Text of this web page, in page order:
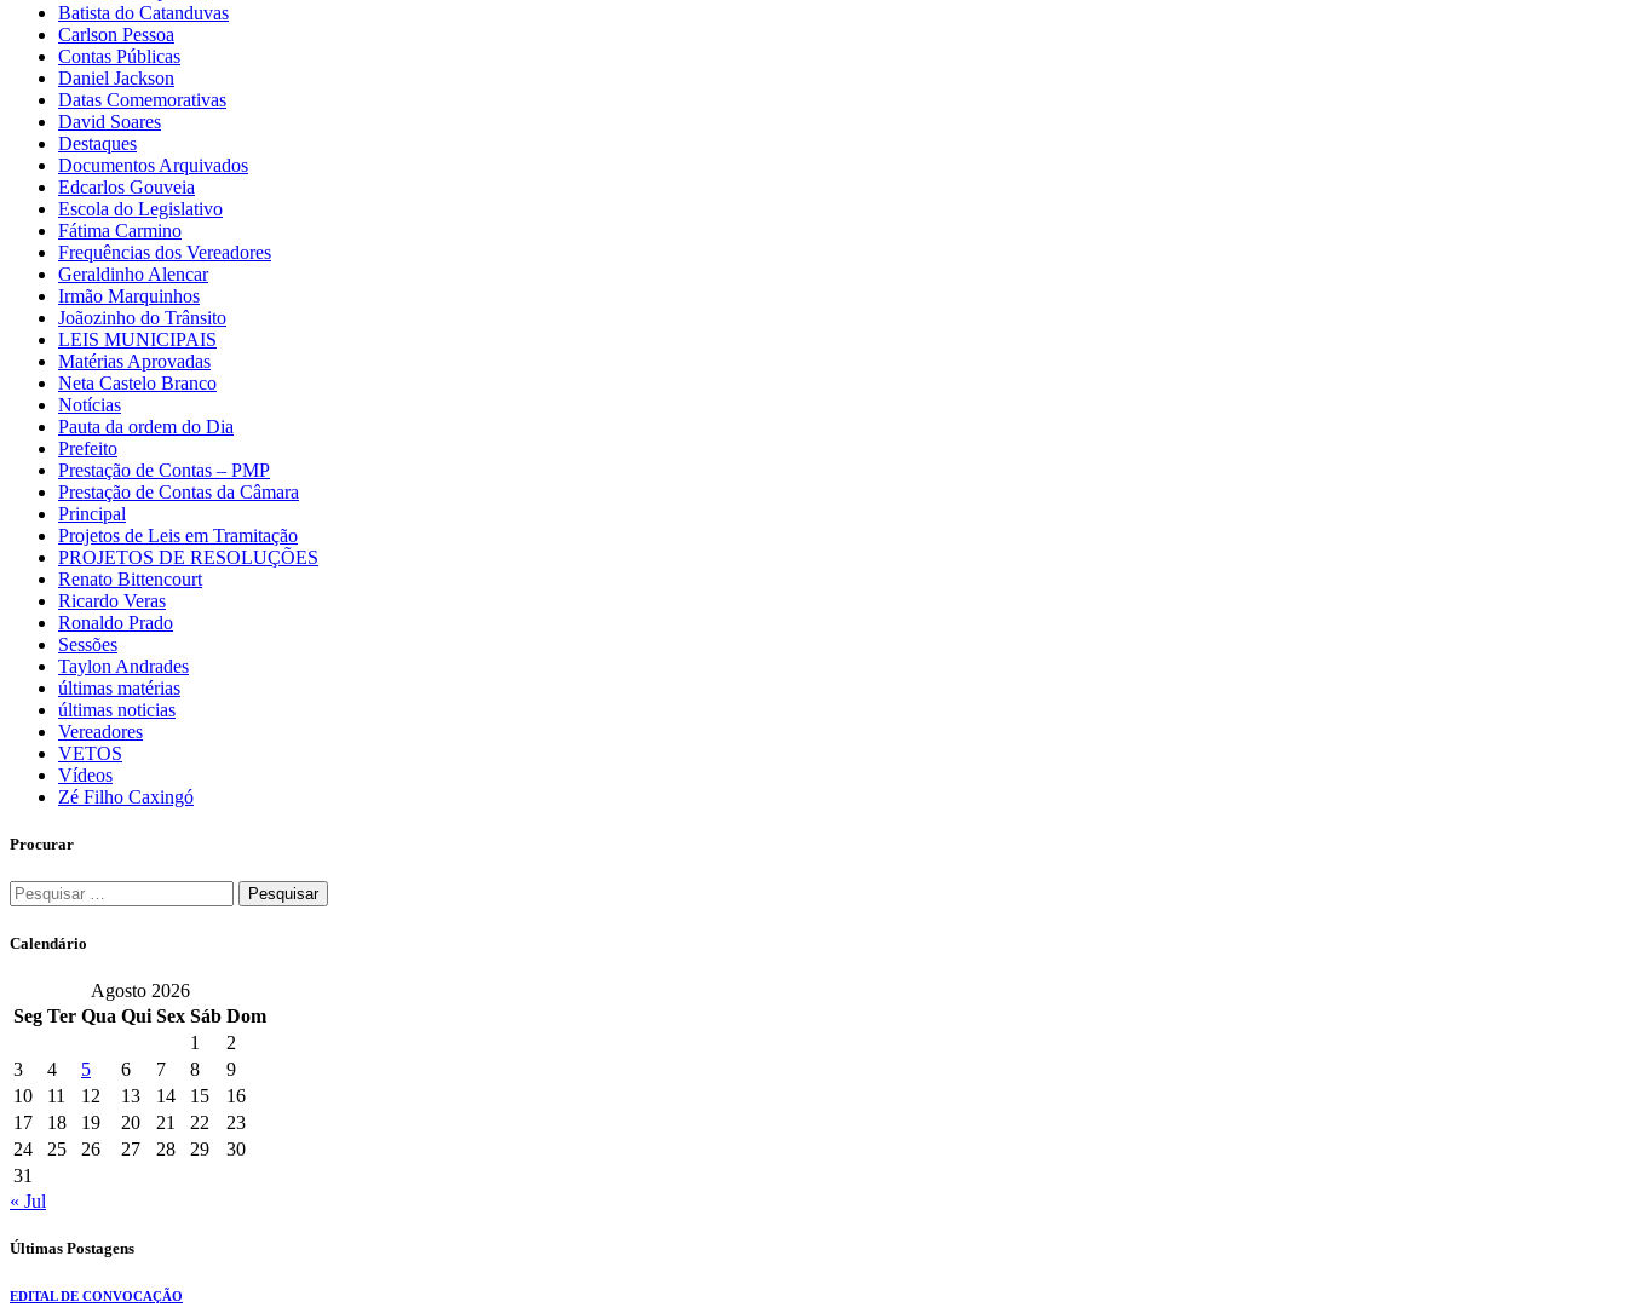
Batista do Catanduvas
Carlson Pessoa
Contas Públicas
Daniel Jackson
Datas Comemorativas
David Soares
Destaques
Documentos Arquivados
Edcarlos Gouveia
Escola do Legislativo
Fátima Carmino
Frequências dos Vereadores
Geraldinho Alencar
Irmão Marquinhos
Joãozinho do Trânsito
LEIS MUNICIPAIS
Matérias Aprovadas
Neta Castelo Branco
Notícias
Pauta da ordem do Dia
Prefeito
Prestação de Contas – PMP
Prestação de Contas da Câmara
Principal
Projetos de Leis em Tramitação
PROJETOS DE RESOLUÇÕES
Renato Bittencourt
Ricardo Veras
Ronaldo Prado
Sessões
Taylon Andrades
últimas matérias
últimas noticias
Vereadores
VETOS
Vídeos
Zé Filho Caxingó
Procurar
Pesquisar
por:
Calendário
Agosto 2026
Seg Ter Qua Qui Sex Sáb Dom
1
2
3
4 5 6 7 8
9
10
11 12 13 14 15
16
17
18 19 20 21 22
23
24
25 26 27 28 29
30
31
« Jul
Últimas Postagens
EDITAL DE CONVOCAÇÃO